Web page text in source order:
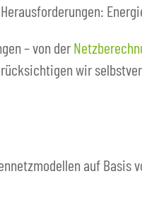
– von der
wir
auf Basis